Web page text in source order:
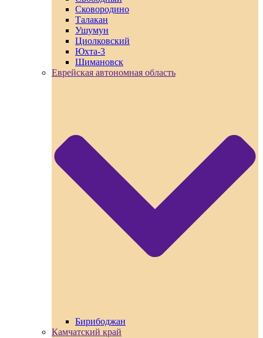
Сковородино
Талакан
Ушумун
Циолковский
Юхта-3
Шимановск
Еврейская автономная область
Бирибоджан
Камчатский край